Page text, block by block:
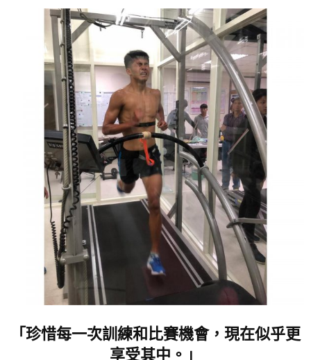
「珍惜每一次訓練和比賽機會，現在似乎更
享受其中。」